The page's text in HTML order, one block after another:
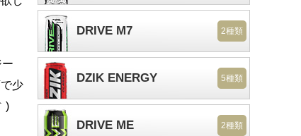
少
)
DRIVE M7 2種類
DZIK ENERGY 5種類
DRIVE ME 2種類